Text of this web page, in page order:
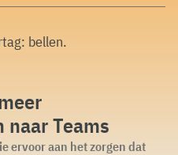
bellen.
Teams
ervoor aan het zorgen dat